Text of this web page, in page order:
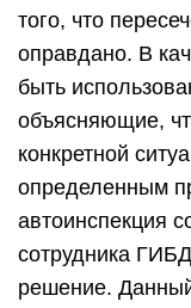
того, что
оправдано. В
быть
объясняющие,
конкретной
определенным
автоинспекция
сотрудника
решение.